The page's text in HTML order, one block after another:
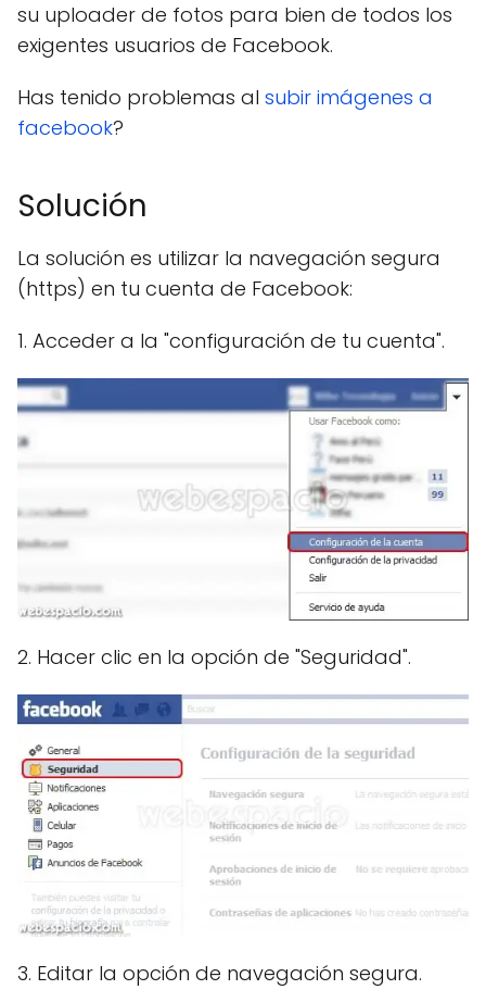
su uploader de fotos para bien de todos los
exigentes usuarios de Facebook.
Has tenido problemas al subir imágenes a
facebook?
Solución
La solución es utilizar la navegación segura
(https) en tu cuenta de Facebook:
1. Acceder a la "configuración de tu cuenta".
2. Hacer clic en la opción de "Seguridad".
3. Editar la opción de navegación segura.